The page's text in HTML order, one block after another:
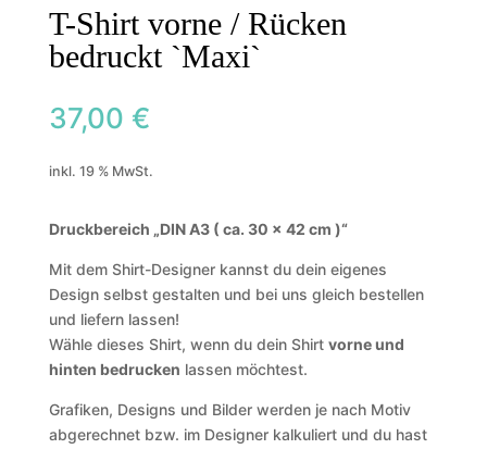
T-Shirt vorne / Rücken
bedruckt `Maxi`
37,00 €
inkl. 19 % MwSt.
Druckbereich „DIN A3 ( ca. 30 x 42 cm )“
Mit dem Shirt-Designer kannst du dein eigenes
Design selbst gestalten und bei uns gleich bestellen
und liefern lassen!
Wähle dieses Shirt, wenn du dein Shirt vorne und
hinten bedrucken lassen möchtest.
Grafiken, Designs und Bilder werden je nach Motiv
abgerechnet bzw. im Designer kalkuliert und du hast